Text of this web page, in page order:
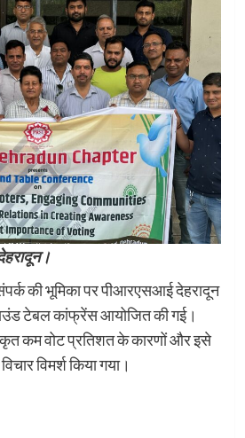
की भूमिका पर पीआरएसआई देहरादून
राउंड टेबल कांफ्रेंस आयोजित की गई।
कम वोट प्रतिशत के कारणों और इसे
विमर्श किया गया।